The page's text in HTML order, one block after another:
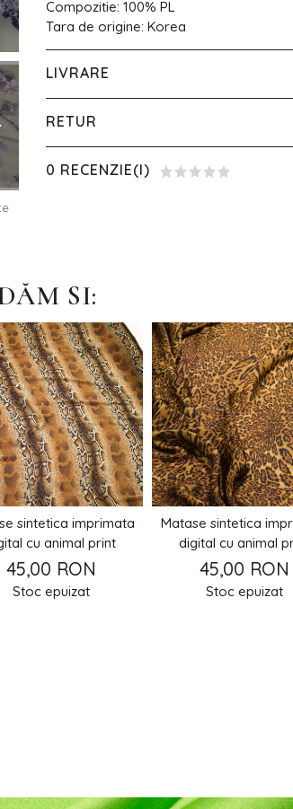
Compozitie: 100% PL
Tara de origine: Korea
LIVRARE
RETUR
0 RECENZIE(I)
SI:
sintetica imprimata
cu animal print
45,00 RON
Stoc epuizat
Matase sintetica
digital cu animal
45,00 RON
Stoc epuizat